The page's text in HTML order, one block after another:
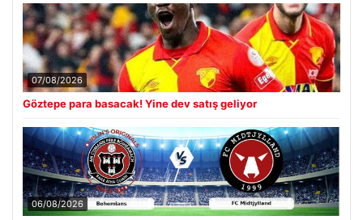
07/08/2026
Göztepe para basacak! Yine dev satış geliyor
06/08/2026